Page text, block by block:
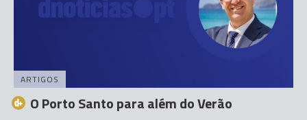
ARTIGOS
O Porto Santo para além do Verão